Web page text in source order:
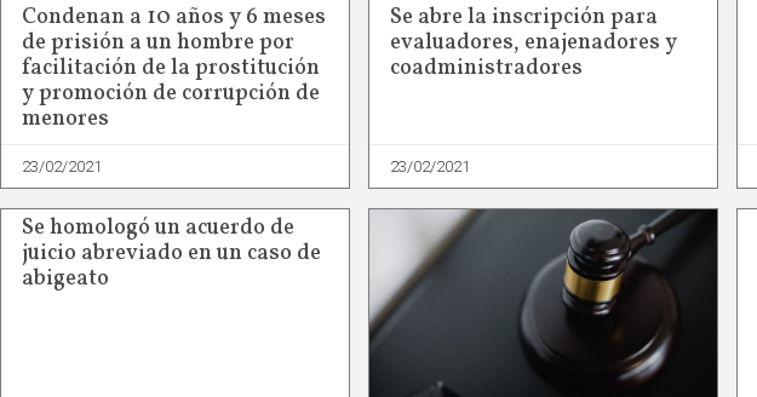
Condenan a 10 años y 6 meses
de prisión a un hombre por
facilitación de la prostitución
y promoción de corrupción de
menores
23/02/2021
Se abre la inscripción para
evaluadores, enajenadores y
coadministradores
23/02/2021
Se homologó un acuerdo de
juicio abreviado en un caso de
abigeato